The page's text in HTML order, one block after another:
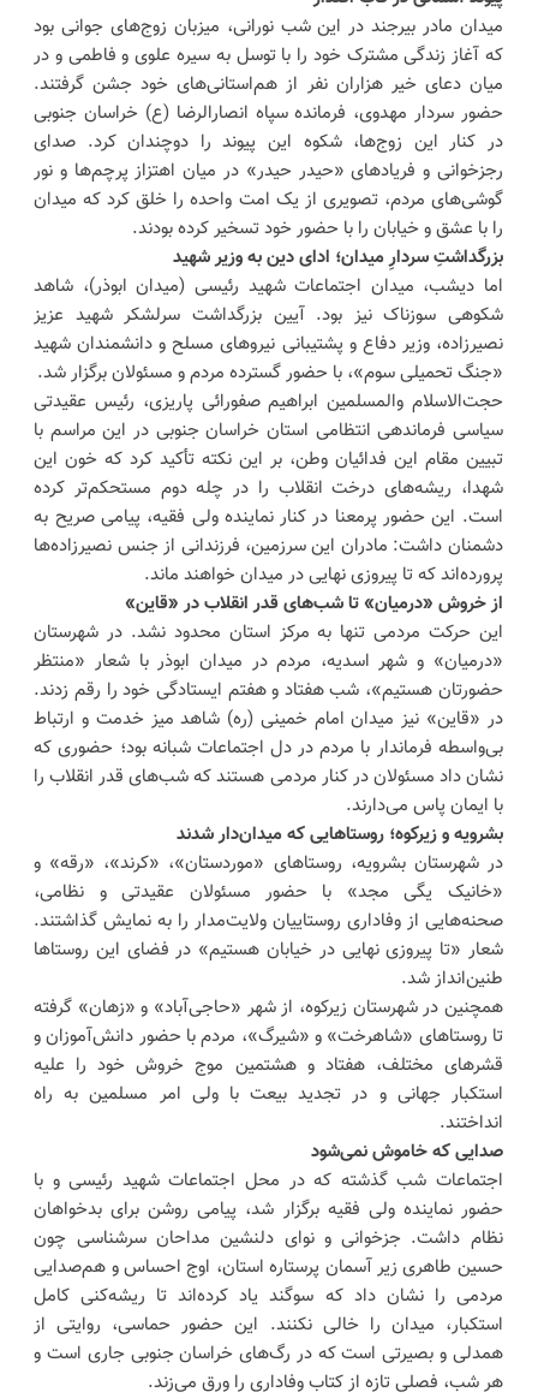
میدان مادر بیرجند در این شب نورانی، میزبان زوج‌های جوانی بود
که آغاز زندگی مشترک خود را با توسل به سیره علوی و فاطمی و در
میان دعای خیر هزاران نفر از هم‌استانی‌های خود جشن گرفتند.
حضور سردار مهدوی، فرمانده سپاه انصارالرضا (ع) خراسان جنوبی
در کنار این زوج‌ها، شکوه این پیوند را دوچندان کرد. صدای
رجزخوانی و فریادهای «حیدر حیدر» در میان اهتزاز پرچم‌ها و نور
گوشی‌های مردم، تصویری از یک امت واحده را خلق کرد که میدان
را با عشق و خیابان را با حضور خود تسخیر کرده بودند.
بزرگداشتِ سردارِ میدان؛ ادای دین به وزیر شهید
اما دیشب، میدان اجتماعات شهید رئیسی (میدان ابوذر)، شاهد
شکوهی سوزناک نیز بود. آیین بزرگداشت سرلشکر شهید عزیز
نصیرزاده، وزیر دفاع و پشتیبانی نیروهای مسلح و دانشمندان شهید
«جنگ تحمیلی سوم»، با حضور گسترده مردم و مسئولان برگزار شد.
حجت‌الاسلام والمسلمین ابراهیم صفورائی پاریزی، رئیس عقیدتی
سیاسی فرماندهی انتظامی استان خراسان جنوبی در این مراسم با
تبیین مقام این فدائیان وطن، بر این نکته تأکید کرد که خون این
شهدا، ریشه‌های درخت انقلاب را در چله دوم مستحکم‌تر کرده
است. این حضور پرمعنا در کنار نماینده ولی فقیه، پیامی صریح به
دشمنان داشت: مادران این سرزمین، فرزندانی از جنس نصیرزاده‌ها
پرورده‌اند که تا پیروزی نهایی در میدان خواهند ماند.
از خروش «درمیان» تا شب‌های قدر انقلاب در «قاین»
این حرکت مردمی تنها به مرکز استان محدود نشد. در شهرستان
«درمیان» و شهر اسدیه، مردم در میدان ابوذر با شعار «منتظر
حضورتان هستیم»، شب هفتاد و هفتم ایستادگی خود را رقم زدند.
در «قاین» نیز میدان امام خمینی (ره) شاهد میز خدمت و ارتباط
بی‌واسطه فرماندار با مردم در دل اجتماعات شبانه بود؛ حضوری که
نشان داد مسئولان در کنار مردمی هستند که شب‌های قدر انقلاب را
با ایمان پاس می‌دارند.
بشرویه و زیرکوه؛ روستاهایی که میدان‌دار شدند
در شهرستان بشرویه، روستاهای «موردستان»، «کرند»، «رقه» و
«خانیک یگی مجد» با حضور مسئولان عقیدتی و نظامی،
صحنه‌هایی از وفاداری روستاییان ولایت‌مدار را به نمایش گذاشتند.
شعار «تا پیروزی نهایی در خیابان هستیم» در فضای این روستاها
طنین‌انداز شد.
همچنین در شهرستان زیرکوه، از شهر «حاجی‌آباد» و «زهان» گرفته
تا روستاهای «شاهرخت» و «شیرگ»، مردم با حضور دانش‌آموزان و
قشرهای مختلف، هفتاد و هشتمین موج خروش خود را علیه
استکبار جهانی و در تجدید بیعت با ولی امر مسلمین به راه
انداختند.
صدایی که خاموش نمی‌شود
اجتماعات شب گذشته که در محل اجتماعات شهید رئیسی و با
حضور نماینده ولی فقیه برگزار شد، پیامی روشن برای بدخواهان
نظام داشت. جزخوانی و نوای دلنشین مداحان سرشناسی چون
حسین طاهری زیر آسمان پرستاره استان، اوج احساس و هم‌صدایی
مردمی را نشان داد که سوگند یاد کرده‌اند تا ریشه‌کنی کامل
استکبار، میدان را خالی نکنند. این حضور حماسی، روایتی از
همدلی و بصیرتی است که در رگ‌های خراسان جنوبی جاری است و
هر شب، فصلی تازه از کتاب وفاداری را ورق می‌زند.